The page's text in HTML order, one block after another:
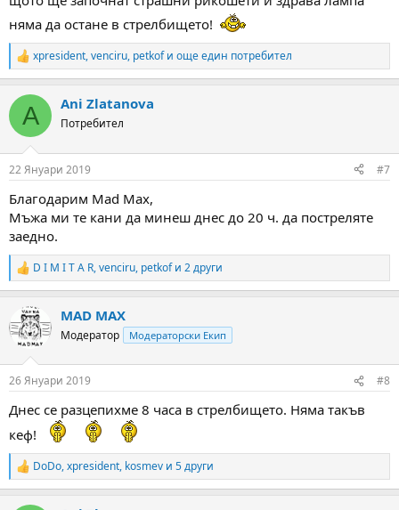
няма да остане в стрелбището!
R
e
c
i
s
xpresident,venciru, petkofи още един потребител
A Ani Zlatanova
Потребител
22 Януари 2019 #7
Благодарим Mad Max,
Мъжа ми те кани да минеш днес до 20 ч. да постреляте
заедно.
R
e
t
s
D I M I T A R,venciru, petkofи 2 други
MAD MAX
Модератор Модераторски Екип
26 Януари 2019 #8
Днес се разцепихме 8 часа в стрелбището. Няма такъв
кеф!
R
e
DoDo,xpresident, kosmev и 5 други